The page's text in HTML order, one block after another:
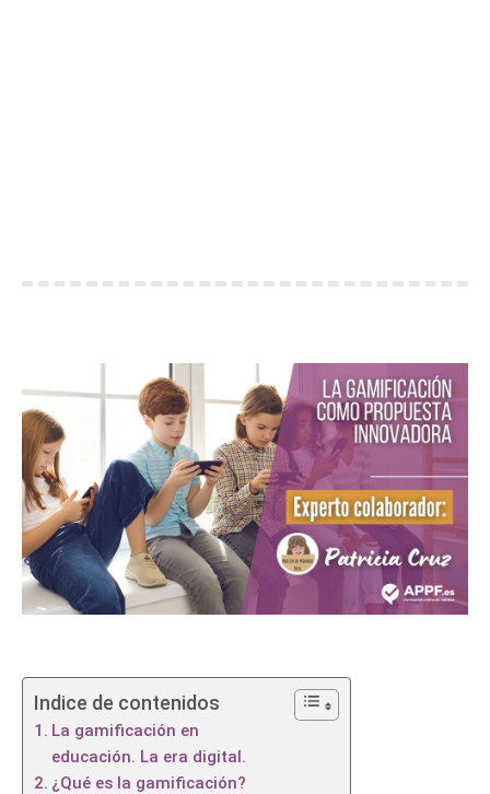
Indice de contenidos
La gamificación en
educación. La era digital.
¿Qué es la gamificación?